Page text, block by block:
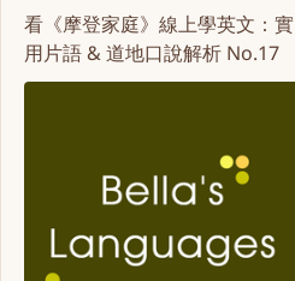
看《摩登家庭》線上學英文：實
用片語 & 道地口說解析 No.17